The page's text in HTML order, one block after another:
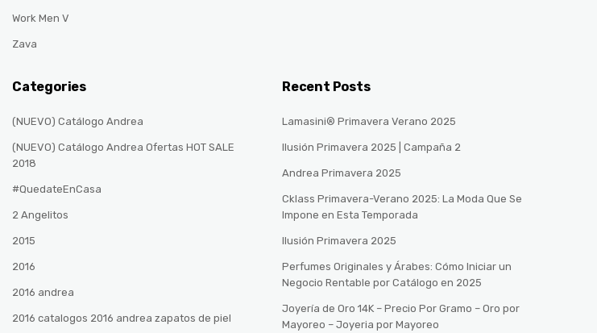
Work Men V
Zava
Categories
(NUEVO) Catálogo Andrea
(NUEVO) Catálogo Andrea Ofertas HOT SALE
2018
#QuedateEnCasa
2 Angelitos
2015
2016
2016 andrea
2016 catalogos 2016 andrea zapatos de piel
Recent Posts
Lamasini® Primavera Verano 2025
Ilusión Primavera 2025 | Campaña 2
Andrea Primavera 2025
Cklass Primavera-Verano 2025: La Moda Que Se
Impone en Esta Temporada
Ilusión Primavera 2025
Perfumes Originales y Árabes: Cómo Iniciar un
Negocio Rentable por Catálogo en 2025
Joyería de Oro 14K – Precio Por Gramo – Oro por
Mayoreo – Joyeria por Mayoreo